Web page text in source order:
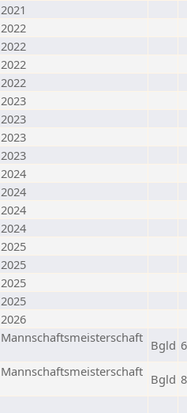
Bgld 6
Bgld 8